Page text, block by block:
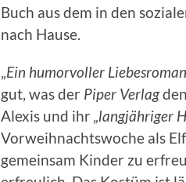
Buch aus dem in den
nach Hause.
„Ein humorvoller
gut, was der Piper Verlagden
Alexis und ihr „langjähriger
Vorweihnachtswoche als
gemeinsam Kinder zu